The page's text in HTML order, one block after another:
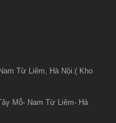
Từ Liêm, Hà Nội.( Kho
Mỗ- Nam Từ Liêm- Hà